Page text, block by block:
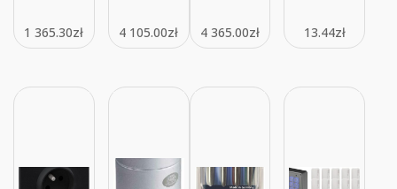
1 365.30zł 4 105.00zł 4 365.00zł 13.44zł